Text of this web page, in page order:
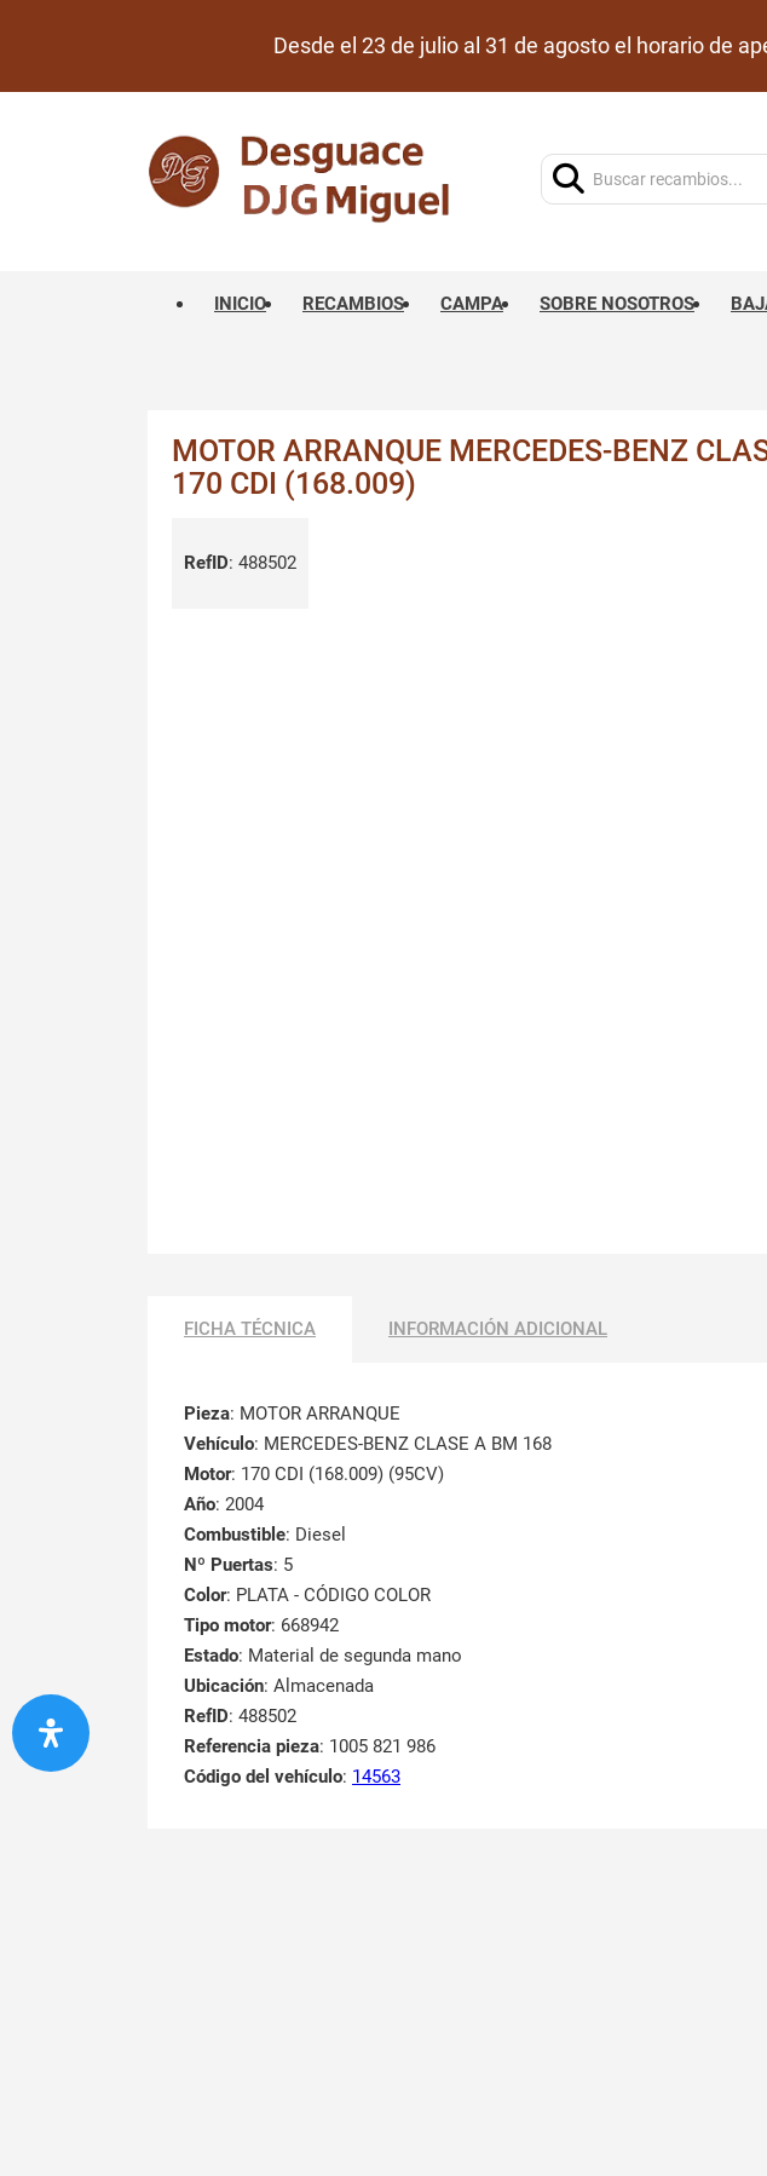
Desde el 23 de julio al 31 de agosto el horario de
INICIO RECAMBIOS CAMPA SOBRE NOSOTROS
MOTOR ARRANQUE MERCEDES-BENZ
170 CDI (168.009)
RefID: 488502
FICHA TÉCNICA INFORMACIÓN ADICIONAL
Pieza: MOTOR ARRANQUE
Vehículo: MERCEDES-BENZ CLASE A BM 168
Motor: 170 CDI (168.009) (95CV)
Año: 2004
Combustible: Diesel
Nº Puertas: 5
Color: PLATA - CÓDIGO COLOR
Tipo motor: 668942
Estado: Material de segunda mano
Ubicación: Almacenada
RefID: 488502
Referencia pieza: 1005 821 986
Código del vehículo: 14563